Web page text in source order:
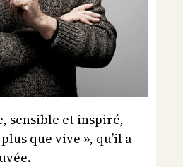
sensible et inspiré,
que vive », qu’il a